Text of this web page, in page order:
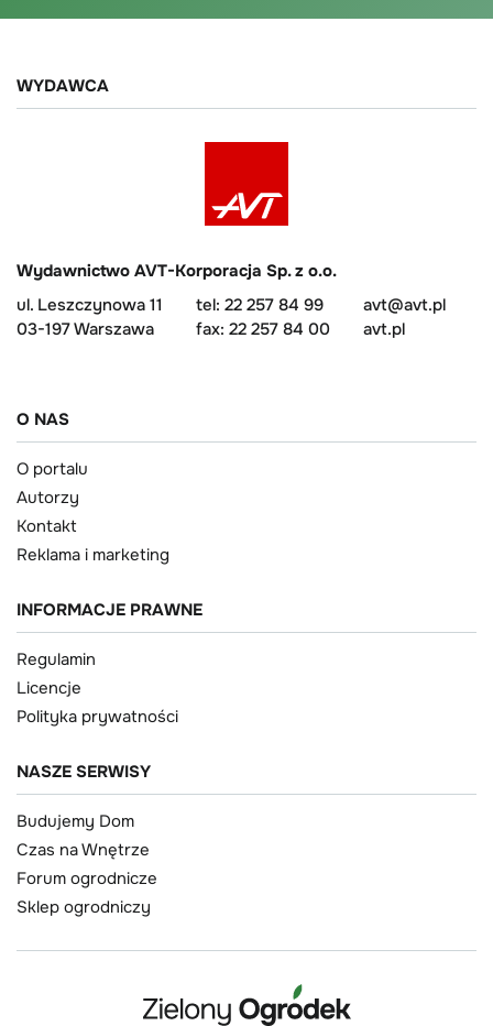
WYDAWCA
Wydawnictwo AVT-Korporacja Sp. z o.o.
ul. Leszczynowa 11
03-197 Warszawa
tel: 22 257 84 99
fax: 22 257 84 00
avt@avt.pl
avt.pl
O NAS
O portalu
Autorzy
Kontakt
Reklama i marketing
INFORMACJE PRAWNE
Regulamin
Licencje
Polityka prywatności
NASZE SERWISY
Budujemy Dom
Czas na Wnętrze
Forum ogrodnicze
Sklep ogrodniczy